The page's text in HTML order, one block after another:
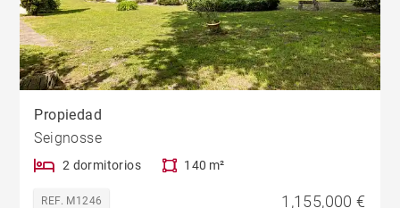
Propiedad
Seignosse
2 dormitorios 140 m²
REF. M1246 1,155,000 €